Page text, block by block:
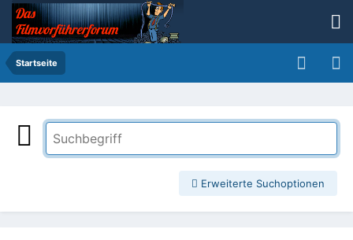
Startseite
Erweiterte Suchoptionen